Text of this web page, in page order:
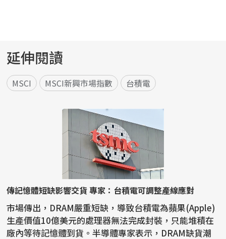
延伸閱讀
MSCI MSCI新興市場指數 台積電
傳記憶體短缺影響交貨 專家：台積電可調整產線應對
市場傳出，DRAM嚴重短缺，導致台積電為蘋果(Apple)
生產價值10億美元的處理器無法完成封裝，只能堆積在
廠內等待記憶體到貨。半導體專家表示，DRAM缺貨潮